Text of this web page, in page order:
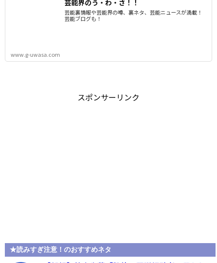
芸能界のう・わ・さ！！
芸能裏情報や芸能界の噂、裏ネタ、芸能ニュースが満載！
芸能ブログも！
www.g-uwasa.com
スポンサーリンク
★読みすぎ注意！のおすすめネタ